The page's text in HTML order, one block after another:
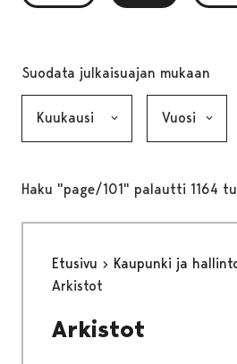
Suodata julkaisuajan mukaan
Haku "page/101" palautti 1164
Etusivu Kaupunki ja
Arkistot
Arkistot